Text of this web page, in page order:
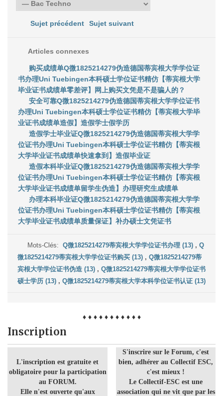
Sujet précédent Sujet suivant
Articles connexes
购买成绩单Q微1825214279伪造德国蒂宾根大学学位证
书办理Uni Tuebingen本科硕士学位证书精仿【蒂宾根大学
毕业证书成绩单零差评】网上购买文凭是不是骗人的？
安全可靠Q微1825214279伪造德国蒂宾根大学学位证书
办理Uni Tuebingen本科硕士学位证书精仿【蒂宾根大学毕
业证书成绩单造假】造假学士假学历
造假学士毕业证Q微1825214279伪造德国蒂宾根大学学
位证书办理Uni Tuebingen本科硕士学位证书精仿【蒂宾根
大学毕业证书成绩单快速拿到】造假毕业证
造假本科毕业证Q微1825214279伪造德国蒂宾根大学学
位证书办理Uni Tuebingen本科硕士学位证书精仿【蒂宾根
大学毕业证书成绩单留学生伪造】办理研究生成绩单
办理本科毕业证Q微1825214279伪造德国蒂宾根大学学
位证书办理Uni Tuebingen本科硕士学位证书精仿【蒂宾根
大学毕业证书成绩单质量保证】补办硕士文凭证书
Mots-Clés:Q微1825214279蒂宾根大学学位证书办理 (13) , Q
微1825214279蒂宾根大学学位证书购买 (13) , Q微1825214279蒂
宾根大学学位证书伪造 (13) , Q微1825214279蒂宾根大学学位证书
硕士学历 (13) , Q微1825214279蒂宾根大学本科学位证书认证 (13)
♦ ♦ ♦ ♦ ♦ ♦ ♦ ♦ ♦ ♦ ♦
Inscription
L'inscription est gratuite et
obligatoire pour la participation
au FORUM.
Elle n'est ouverte qu'aux
S'inscrire sur le Forum, c'est
bien, adhérer au Collectif ESC,
c'est mieux !
Le Collectif-ESC est une
association qui ne vit que par les